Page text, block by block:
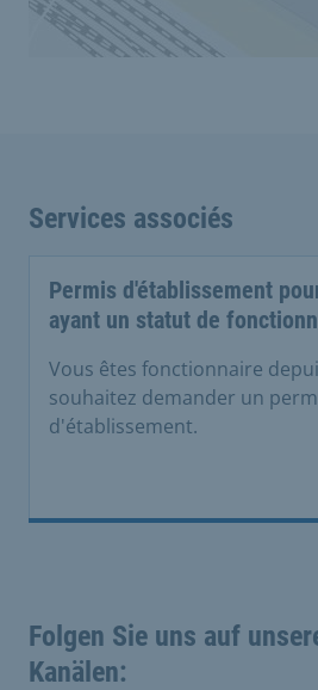
Services associés
Permis d'établissement
ayant un statut de
Vous êtes fonctionnaire
souhaitez demander un
d'établissement.
Folgen Sie uns auf
Kanälen: